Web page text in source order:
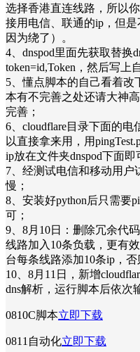
选择香港直连线路，所以
接用电信、联通的ip，但是
因为绕了）。
4、dnspod里面先获取替换
token=id,Token，然后写上
5、懂点脚本的自己看着改
本有不完善之处还请大神
完善；
6、cloudflare目录下面的
以直接拿来用，用
ip放在文件夹dnspod下面即
7、经测试电信和移动用户
慢；
8、安装好python后只需要
可；
9、8月10日：删除冗余代
线路加入10条负载，更有
台每条线路添加10条ip，否
10、8月11日，新增
dns解析，运行脚本后依次
0810C脚本立即下载
0811自动化立即下载